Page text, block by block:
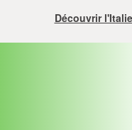
Découvrir